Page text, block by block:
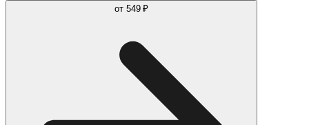
от 549 ₽